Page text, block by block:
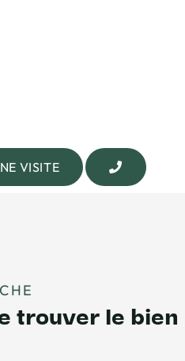
VISITE
trouver le bien